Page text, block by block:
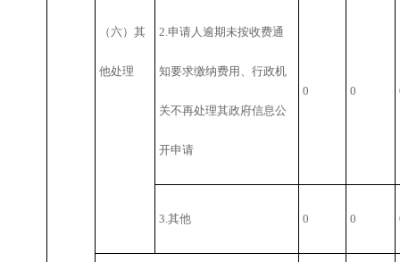
（六）其
他处理
2.申请人逾期未按收费通
知要求缴纳费用、行政机
关不再处理其政府信息公
开申请
0 0
3.其他 0 0